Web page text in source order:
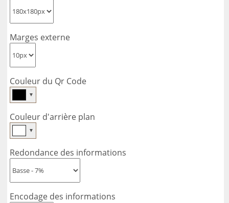
Marges externe
Couleur du Qr Code
▼
Couleur d'arrière plan
▼
Redondance des informations
Encodage des informations